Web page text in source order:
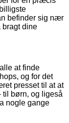
befinder sig nær
bragt dine
at finde
og for det
presset til at at
til børn, og ligeså
nogle gange